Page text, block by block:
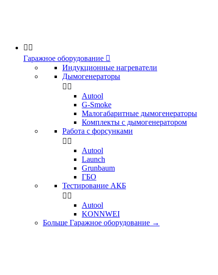
 
Гаражное оборудование 
Индукционные нагреватели
Дымогенераторы
 
Аutool
G-Smoke
Малогабаритные дымогенераторы
Комплекты с дымогенератором
Работа с форсунками
 
Autool
Launch
Grunbaum
ГБО
Тестирование АКБ
 
Autool
KONNWEI
Больше Гаражное оборудование →